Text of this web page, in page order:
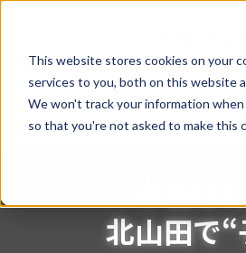
This website stores cookies on your
services to you, both on this website
We won't track your information
so that you're not asked to make this
コ
プ
ナ
動
ホーム ク
『本当
北山田で